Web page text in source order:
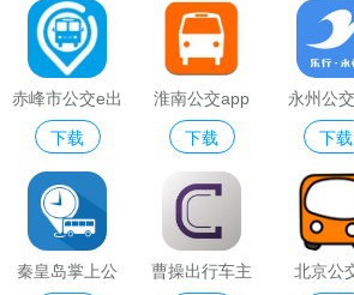
赤峰市公交e出
行app
下载
淮南公交app
下载
永州公
下载
秦皇岛掌上公 曹操出行车主 北京公